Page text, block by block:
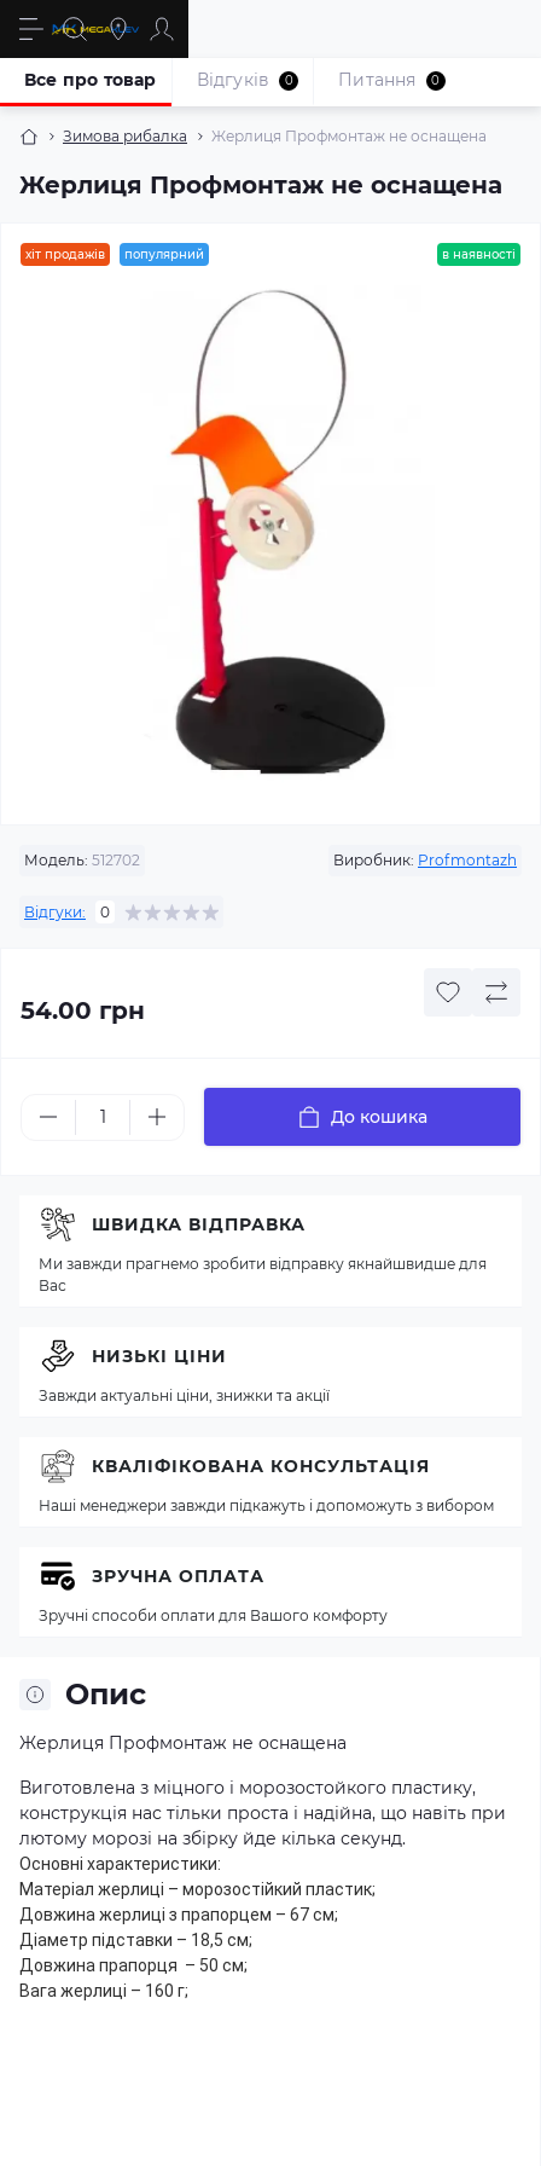
Зимова рибалка Жерлиця Профмонтаж не оснащена
Жерлиця Профмонтаж не оснащена
Все про товар Відгуків 0 Питання 0
хіт продажів популярний в наявності
Модель: 512702 Виробник: Profmontazh
Відгуки: 0
54.00 грн
До кошика
Опис
Жерлиця Профмонтаж не оснащена
Виготовлена ​​з міцного і морозостойкого пластику,
конструкція нас тільки проста і надійна, що навіть при
лютому морозі на збірку йде кілька секунд.
Основні характеристики:
Матеріал жерлиці – морозостійкий пластик;
Довжина жерлиці з прапорцем – 67 см;
Діаметр підставки – 18,5 см;
Довжина прапорця – 50 см;
Вага жерлиці – 160 г;
ШВИДКА ВІДПРАВКА
Ми завжди прагнемо зробити відправку якнайшвидше для
Вас
НИЗЬКІ ЦІНИ
Завжди актуальні ціни, знижки та акції
КВАЛІФІКОВАНА КОНСУЛЬТАЦІЯ
Наші менеджери завжди підкажуть і допоможуть з вибором
ЗРУЧНА ОПЛАТА
Зручні способи оплати для Вашого комфорту